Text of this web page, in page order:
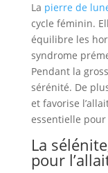
La pierre de
cycle féminin.
équilibre les
syndrome
Pendant la
sérénité. De
et favorise
essentielle
La
pour